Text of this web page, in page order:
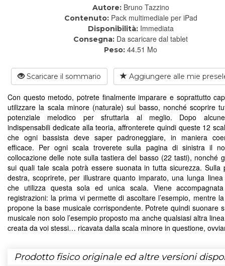
Autore: Bruno Tazzino
Contenuto: Pack multimediale per iPad
Disponibilità: Immediata
Consegna: Da scaricare dal tablet
Peso: 44.51 Mo
Scaricare il sommario Aggiungere alle mie
Con questo metodo, potrete finalmente imparare e soprattutto
utilizzare la scala minore (naturale) sul basso, nonché scoprire
potenziale melodico per sfruttarla al meglio. Dopo
indispensabili dedicate alla teoria, affronterete quindi queste 12
che ogni bassista deve saper padroneggiare, in maniera
efficace. Per ogni scala troverete sulla pagina di sinistra il
collocazione delle note sulla tastiera del basso (22 tasti), nonché
sui quali tale scala potrà essere suonata in tutta sicurezza. Sulla
destra, scoprirete, per illustrare quanto imparato, una lunga
che utilizza questa sola ed unica scala. Viene
registrazioni: la prima vi permette di ascoltare l’esempio, mentre
propone la base musicale corrispondente. Potrete quindi suonare
musicale non solo l’esempio proposto ma anche qualsiasi altra
creata da voi stessi… ricavata dalla scala minore in questione,
Prodotto fisico originale ed altre versioni